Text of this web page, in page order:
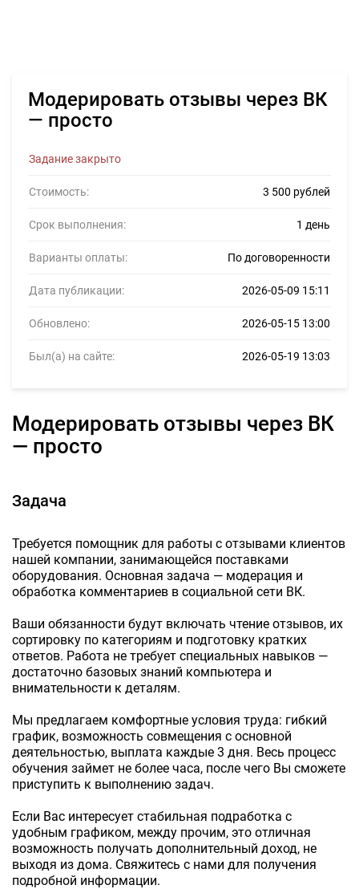
Модерировать отзывы через ВК
— просто
Задание закрыто
Стоимость: 3 500 рублей
Срок выполнения: 1 день
Варианты оплаты: По договоренности
Дата публикации: 2026-05-09 15:11
Обновлено: 2026-05-15 13:00
Был(а) на сайте: 2026-05-19 13:03
Модерировать отзывы через ВК
— просто
Задача
Требуется помощник для работы с отзывами клиентов
нашей компании, занимающейся поставками
оборудования. Основная задача — модерация и
обработка комментариев в социальной сети ВК.
Ваши обязанности будут включать чтение отзывов, их
сортировку по категориям и подготовку кратких
ответов. Работа не требует специальных навыков —
достаточно базовых знаний компьютера и
внимательности к деталям.
Мы предлагаем комфортные условия труда: гибкий
график, возможность совмещения с основной
деятельностью, выплата каждые 3 дня. Весь процесс
обучения займет не более часа, после чего Вы сможете
приступить к выполнению задач.
Если Вас интересует стабильная подработка с
удобным графиком, между прочим, это отличная
возможность получать дополнительный доход, не
выходя из дома. Свяжитесь с нами для получения
подробной информации.